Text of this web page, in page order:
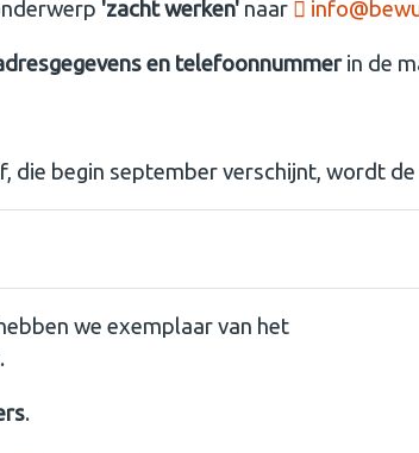
'zacht werken' naar
en telefoonnummerin de
die begin september verschijnt, wordt
we exemplaar van het
.